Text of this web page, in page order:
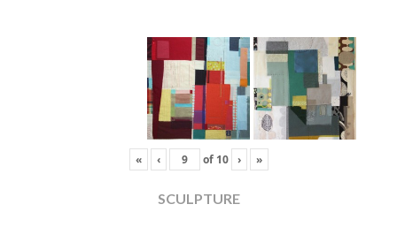
« ‹ of 10 › »
SCULPTURE